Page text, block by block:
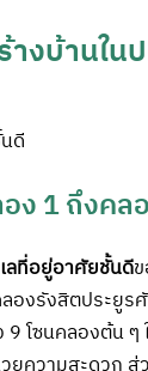
างบ้านใน
ดี
ง 1 ถึงคล
ลที่อยู่อาศัยชั้นดี
องรังสิตประยูร
โซนคลองต้น ๆ